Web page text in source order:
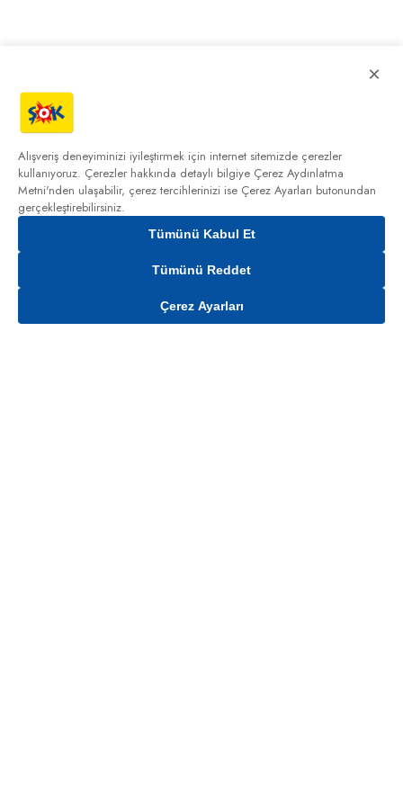
Sepete Ekle
×
Alışveriş deneyiminizi iyileştirmek için internet sitemizde çerezler
kullanıyoruz. Çerezler hakkında detaylı bilgiye Çerez Aydınlatma
Metni'nden ulaşabilir, çerez tercihlerinizi ise Çerez Ayarları butonundan
gerçekleştirebilirsiniz.
Tümünü Kabul Et
Tümünü Reddet
Çerez Ayarları